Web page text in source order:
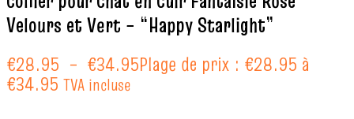
Velours et Vert – “Happy Starlight”
€28.95 – €34.95Plage de prix : €28.95 à
€34.95 TVA incluse